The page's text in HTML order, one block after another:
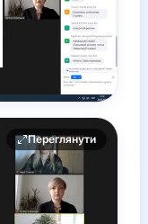
Переглянути